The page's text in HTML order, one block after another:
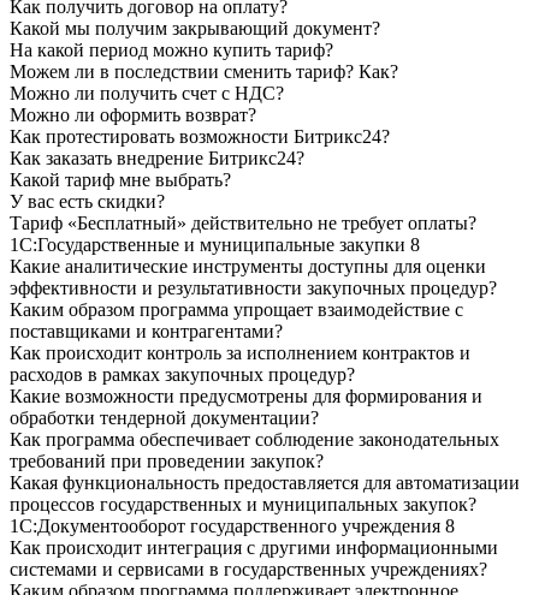
Как получить договор на оплату?
Какой мы получим закрывающий документ?
На какой период можно купить тариф?
Можем ли в последствии сменить тариф? Как?
Можно ли получить счет с НДС?
Можно ли оформить возврат?
Как протестировать возможности Битрикс24?
Как заказать внедрение Битрикс24?
Какой тариф мне выбрать?
У вас есть скидки?
Тариф «Бесплатный» действительно не требует оплаты?
1С:Государственные и муниципальные закупки 8
Какие аналитические инструменты доступны для оценки
эффективности и результативности закупочных процедур?
Каким образом программа упрощает взаимодействие с
поставщиками и контрагентами?
Как происходит контроль за исполнением контрактов и
расходов в рамках закупочных процедур?
Какие возможности предусмотрены для формирования и
обработки тендерной документации?
Как программа обеспечивает соблюдение законодательных
требований при проведении закупок?
Какая функциональность предоставляется для автоматизации
процессов государственных и муниципальных закупок?
1С:Документооборот государственного учреждения 8
Как происходит интеграция с другими информационными
системами и сервисами в государственных учреждениях?
Каким образом программа поддерживает электронное